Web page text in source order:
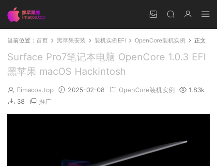
当前位置： 首页 黑苹果安装 装机实例EFI OpenCore装机实例 正文
Surface Pro7笔记本电脑 OpenCore 1.0.3 EFI
黑苹果 macOS Hackintosh
imacos.top 2025-02-08 OpenCore装机实例
1.83k
38
推广